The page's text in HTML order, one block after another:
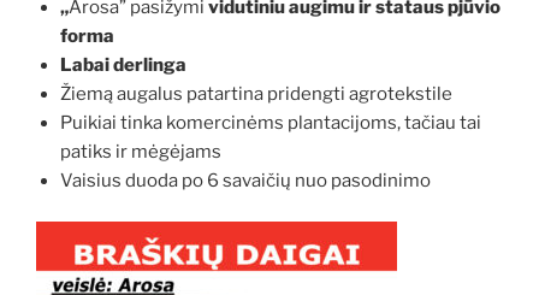
„Arosa” pasižymi vidutiniu augimu ir stataus pjūvio
forma
Labai derlinga
Žiemą augalus patartina pridengti agrotekstile
Puikiai tinka komercinėms plantacijoms, tačiau tai
patiks ir mėgėjams
Vaisius duoda po 6 savaičių nuo pasodinimo